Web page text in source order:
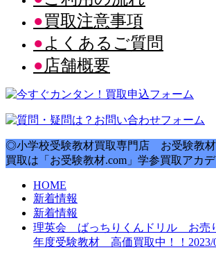
買取注意事項
よくあるご質問
店舗概要
◎小学校受験教材買取専門店 お受験教
買取は「お受験教材.com」学参買取アカ
HOME
新着情報
新着情報
理英会 ばっちりくんドリル お売
年度受験教材 高価買取中！！2023/